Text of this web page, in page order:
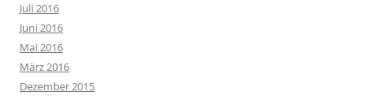
Juli 2016
Juni 2016
Mai 2016
März 2016
Dezember 2015